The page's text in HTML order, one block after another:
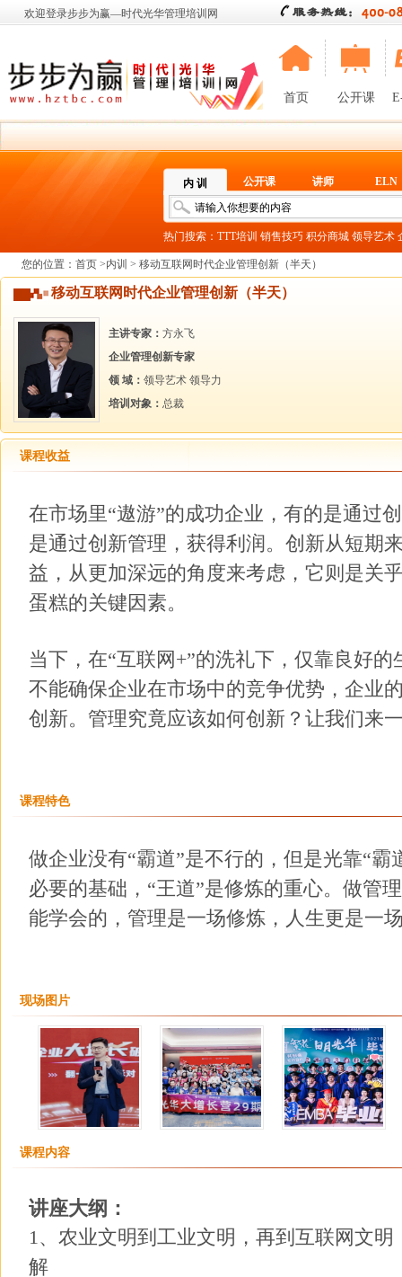
欢迎登录步步为赢—时代光华管理培训网
首页 公开课
内 训 公开课 讲师 ELN
热门搜索： TTT培训 销售技巧 积分商城 领导艺术
您的位置： 首页 >内训 > 移动互联网时代企业管理创新（半天）
移动互联网时代企业管理创新（半天）
主讲专家： 方永飞
企业管理创新专家
领 域： 领导艺术 领导力
培训对象： 总裁
课程收益
在市场里“遨游”的成功企业，有的是通过
是通过创新管理，获得利润。创新从短期
益，从更加深远的角度来考虑，它则是关
蛋糕的关键因素。
当下，在“互联网+”的洗礼下，仅靠良好
不能确保企业在市场中的竞争优势，企业
创新。管理究竟应该如何创新？让我们来
课程特色
做企业没有“霸道”是不行的，但是光靠“霸
必要的基础，“王道”是修炼的重心。做管
能学会的，管理是一场修炼，人生更是一
现场图片
课程内容
讲座大纲：
1、农业文明到工业文明，再到互联网文
解